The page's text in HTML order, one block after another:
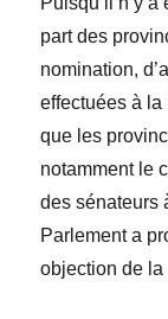
part des
nomination,
effectuées à
que les
notamment le
des sénateurs
Parlement a
objection de la